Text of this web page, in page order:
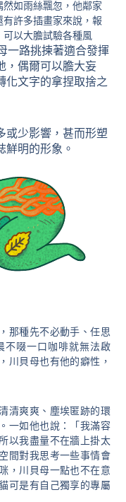
如雨絲飄忽，他鄰家
有許多插畫家來說，報
以大膽試驗各種風
一路挑揀著適合發揮
，偶爾可以膽大妄
化文字的拿捏取捨之
或少影響，甚而形塑
明的形象。
那種先不必動手、任思
不啜一口咖啡就無法啟
川貝母也有他的癖性，
清爽爽、塵埃匿跡的環
一如他也說：「我滿容
以我盡量不在牆上掛太
間對我思考一些事情會
，川貝母一點也不在意
可是有自己獨享的專屬